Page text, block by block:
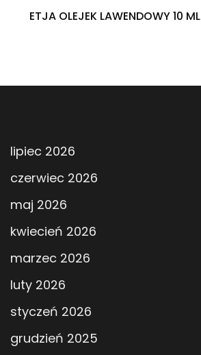
ETJA OLEJEK LAWENDOWY 10 ML
lipiec 2026
czerwiec 2026
maj 2026
kwiecień 2026
marzec 2026
luty 2026
styczeń 2026
grudzień 2025